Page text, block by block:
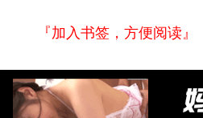
『加入书签，方便阅读』